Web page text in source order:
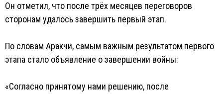
Он отметил, что после трёх месяцев переговоров
сторонам удалось завершить первый этап.
По словам Аракчи, самым важным результатом первого
этапа стало объявление о завершении войны:
«Согласно принятому нами решению, после